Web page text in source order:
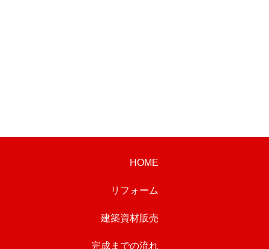
HOME
リフォーム
建築資材販売
完成までの流れ